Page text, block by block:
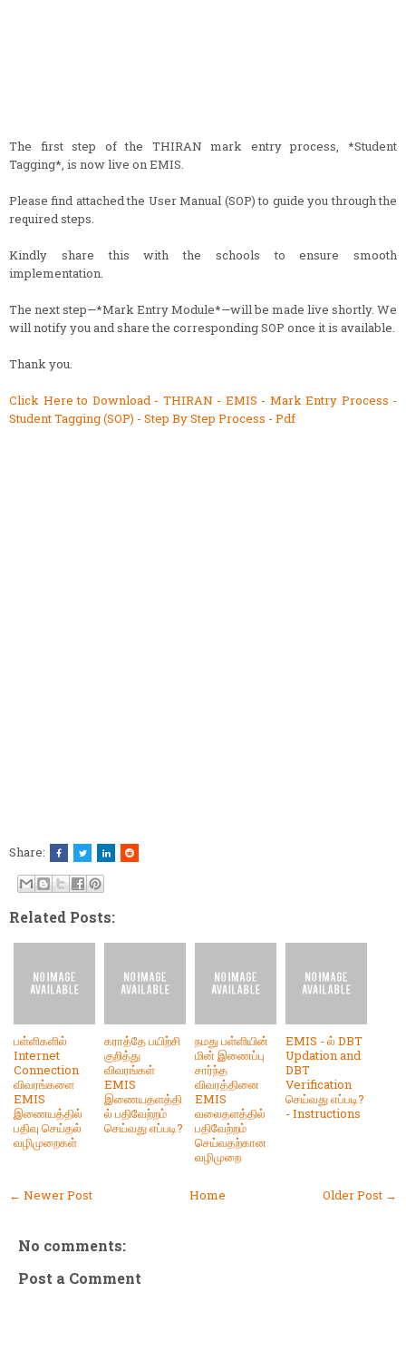
The first step of the THIRAN mark entry process, *Student
Tagging*, is now live on EMIS.
Please find attached the User Manual (SOP) to guide you through the
required steps.
Kindly share this with the schools to ensure smooth
implementation.
The next step—*Mark Entry Module*—will be made live shortly. We
will notify you and share the corresponding SOP once it is available.
Thank you.
Click Here to Download - THIRAN - EMIS - Mark Entry Process -
Student Tagging (SOP) - Step By Step Process - Pdf
Share:
Related Posts:
பள்ளிகளில்
Internet
Connection
விவரங்களை
EMIS
இணையத்தில்
பதிவு செய்தல்
வழிமுறைகள்
கராத்தே பயிற்சி
குறித்து
விவரங்கள்
EMIS
இணையதளத்தி
ல் பதிவேற்றம்
செய்வது எப்படி?
நமது பள்ளியின்
மின் இணைப்பு
சார்ந்த
விவரத்தினை
EMIS
வலைதளத்தில்
பதிவேற்றம்
செய்வதற்கான
வழிமுறை
EMIS - ல் DBT
Updation and
DBT
Verification
செய்வது எப்படி?
- Instructions
← Newer Post Older Post →
Home
No comments:
Post a Comment